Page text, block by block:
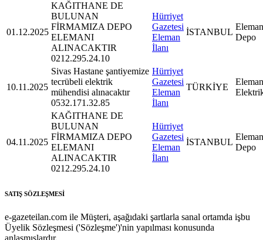
01.12.2025
KAĞITHANE DE
BULUNAN
FİRMAMIZA DEPO
ELEMANI
ALINACAKTIR
0212.295.24.10
Hürriyet
Gazetesi
Eleman
İlanı
İSTANBUL
Depo
10.11.2025
Sivas Hastane şantiyemize
tecrübeli elektrik
mühendisi alınacaktır
0532.171.32.85
Hürriyet
Gazetesi
Eleman
İlanı
TÜRKİYE
04.11.2025
KAĞITHANE DE
BULUNAN
FİRMAMIZA DEPO
ELEMANI
ALINACAKTIR
0212.295.24.10
Hürriyet
Gazetesi
Eleman
İlanı
İSTANBUL
Depo
SATIŞ SÖZLEŞMESİ
e-gazeteilan.com ile Müşteri, aşağıdaki şartlarla sanal ortamda işbu
Üyelik Sözleşmesi ('Sözleşme')'nin yapılması konusunda